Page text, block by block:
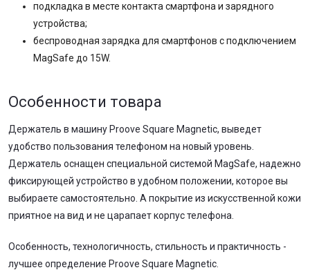
подкладка в месте контакта смартфона и зарядного
устройства;
беспроводная зарядка для смартфонов с подключением
MagSafe до 15W.
Особенности товара
Держатель в машину Proove Square Magnetic, выведет
удобство пользования телефоном на новый уровень.
Держатель оснащен специальной системой MagSafe, надежно
фиксирующей устройство в удобном положении, которое вы
выбираете самостоятельно. А покрытие из искусственной кожи
приятное на вид и не царапает корпус телефона.
Особенность, технологичность, стильность и практичность -
лучшее определение Proove Square Magnetic.